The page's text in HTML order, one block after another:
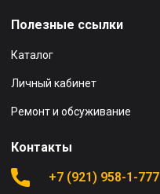
Полезные ссылки
Каталог
Личный кабинет
Ремонт и обсуживание
Контакты
+7 (921) 958-1-777